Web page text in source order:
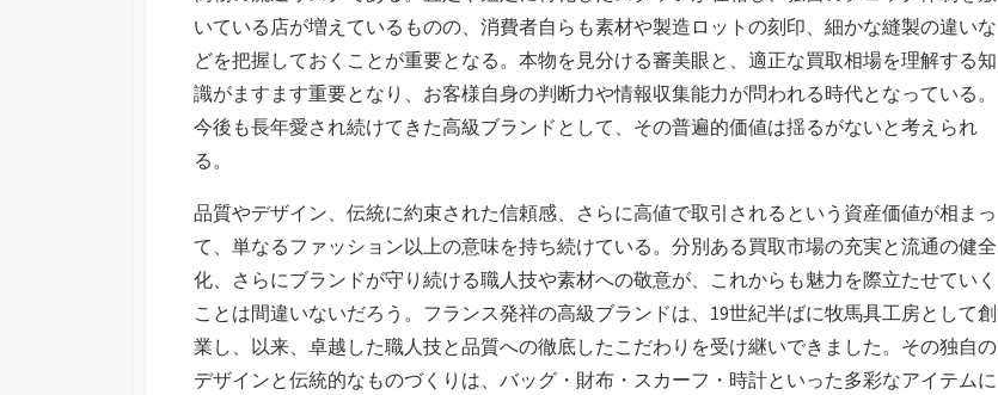
いている店が増えているものの、消費者自らも素材や製造ロットの刻印、細かな縫製の違いな
どを把握しておくことが重要となる。本物を見分ける審美眼と、適正な買取相場を理解する知
識がますます重要となり、お客様自身の判断力や情報収集能力が問われる時代となっている。
今後も長年愛され続けてきた高級ブランドとして、その普遍的価値は揺るがないと考えられ
る。
品質やデザイン、伝統に約束された信頼感、さらに高値で取引されるという資産価値が相まっ
て、単なるファッション以上の意味を持ち続けている。分別ある買取市場の充実と流通の健全
化、さらにブランドが守り続ける職人技や素材への敬意が、これからも魅力を際立たせていく
ことは間違いないだろう。フランス発祥の高級ブランドは、19世紀半ばに牧馬具工房として創
業し、以来、卓越した職人技と品質への徹底したこだわりを受け継いできました。その独自の
デザインと伝統的なものづくりは、バッグ・財布・スカーフ・時計といった多彩なアイテムに